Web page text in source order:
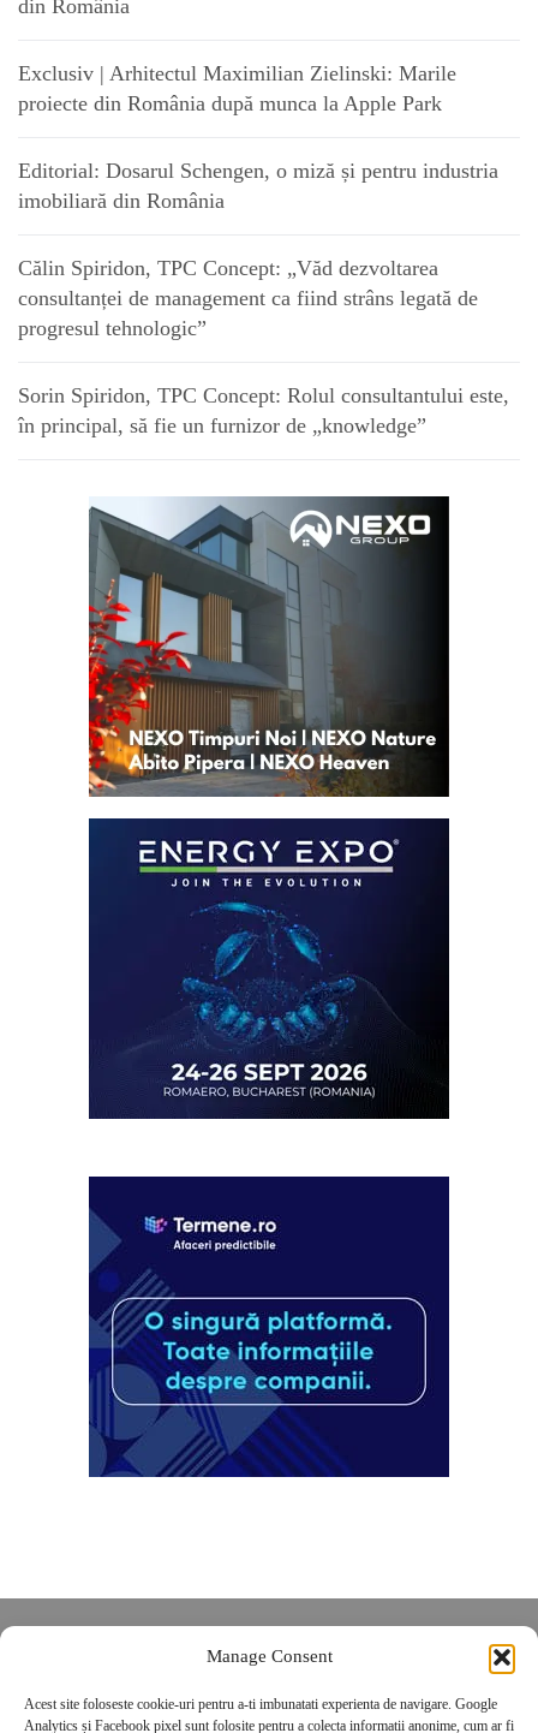
Manage Consent
Acest site foloseste cookie-uri pentru a-ti imbunatati experienta de navigare. Google
Analytics și Facebook pixel sunt folosite pentru a colecta informatii anonime, cum ar fi
din România
Exclusiv | Arhitectul Maximilian Zielinski: Marile
proiecte din România după munca la Apple Park
Editorial: Dosarul Schengen, o miză și pentru industria
imobiliară din România
Călin Spiridon, TPC Concept: „Văd dezvoltarea
consultanței de management ca fiind strâns legată de
progresul tehnologic”
Sorin Spiridon, TPC Concept: Rolul consultantului este,
în principal, să fie un furnizor de „knowledge”
POLITICĂ DE CONFIDENȚIALITATE